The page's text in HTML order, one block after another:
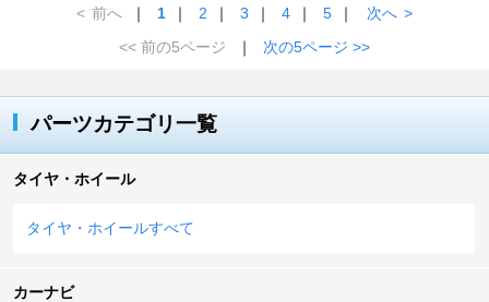
< 前へ ｜ 1 ｜ 2 ｜ 3 ｜ 4 ｜ 5 ｜ 次へ >
<< 前の5ページ
｜ 次の5ページ >>
パーツカテゴリ一覧
タイヤ・ホイール
タイヤ・ホイールすべて
カーナビ